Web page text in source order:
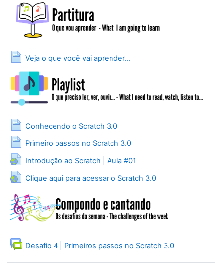
Veja o que você vai aprender...
Página
Conhecendo o Scratch 3.0
Página
Primeiro passos no Scratch 3.0
Página
Introdução ao Scratch | Aula #01
URL
Clique aqui para acessar o Scratch 3.0
URL
Desafio 4 | Primeiros passos no Scratch 3.0
Fórum